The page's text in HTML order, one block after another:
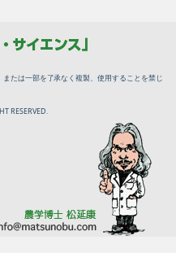
たは一部を了承なく複製、使用することを禁じ
RESERVED.